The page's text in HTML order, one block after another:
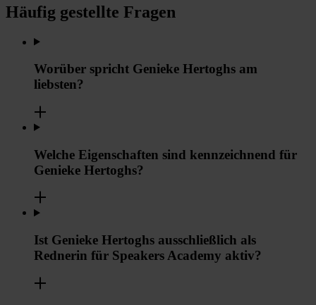
Häufig gestellte Fragen
Worüber spricht Genieke Hertoghs am
liebsten?
Welche Eigenschaften sind kennzeichnend für
Genieke Hertoghs?
Ist Genieke Hertoghs ausschließlich als
Rednerin für Speakers Academy aktiv?